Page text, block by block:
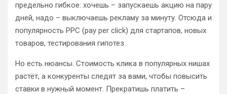
предельно гибкое: хочешь – запускаешь акцию на пару
дней, надо – выключаешь рекламу за минуту. Отсюда и
популярность PPC (pay per click) для стартапов, новых
товаров, тестирования гипотез.
Но есть нюансы. Стоимость клика в популярных нишах
растёт, а конкуренты следят за вами, чтобы повысить
ставки в нужный момент. Прекратишь платить –